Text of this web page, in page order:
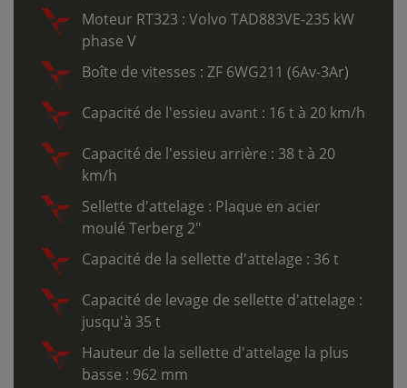
Moteur RT323 : Volvo TAD883VE-235 kW
phase V
Boîte de vitesses : ZF 6WG211 (6Av-3Ar)
Capacité de l'essieu avant : 16 t à 20 km/h
Capacité de l'essieu arrière : 38 t à 20
km/h
Sellette d'attelage : Plaque en acier
moulé Terberg 2"
Capacité de la sellette d'attelage : 36 t
Capacité de levage de sellette d'attelage :
jusqu'à 35 t
Hauteur de la sellette d'attelage la plus
basse : 962 mm